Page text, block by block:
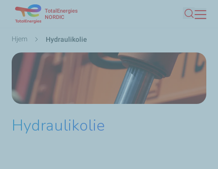
TotalEnergies
NORDIC
Søg
Brødkrumme
Hjem Hydraulikolie
Hydraulikolie